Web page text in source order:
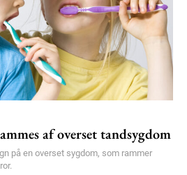
af overset tandsygdom
på en overset sygdom, som rammer